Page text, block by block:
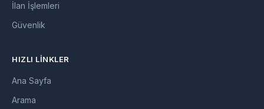
İlan İşlemleri
Güvenlik
HIZLI LINKLER
Ana Sayfa
Arama